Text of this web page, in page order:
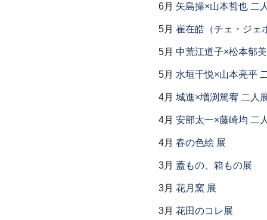
6月 矢島操×山本哲也 二
5月 崔在皓（チェ・ジェ
5月 中荒江道子×松本郁
5月 水垣千悦×山本亮平
4月 城進×増渕篤宥 二人
4月 安部太一×藤崎均 二
4月 春の色絵 展
3月 蓋もの、箱もの展
3月 花月窯 展
3月 花田のコレ展